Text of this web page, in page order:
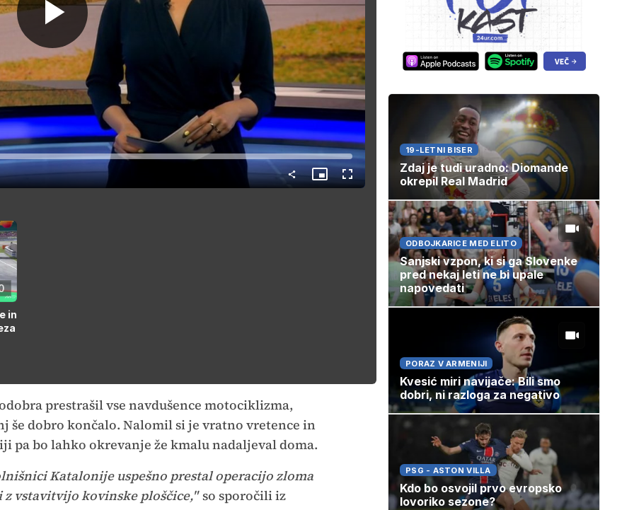
Predvajaj
Slika
v
Celozaslonski
način
in
prestrašil vse navdušence motociklizma,
še dobro končalo. Nalomil si je vratno vretence in
pa bo lahko okrevanje že kmalu nadaljeval doma.
Katalonije uspešno prestal operacijo zloma
vstavitvijo kovinske ploščice,"so sporočili iz
19-LETNI BISER
Zdaj je tudi uradno: Diomande
okrepil Real Madrid
ODBOJKARICE MED ELITO
Sanjski vzpon, ki si ga Slovenke
pred nekaj leti ne bi upale
napovedati
PORAZ V ARMENIJI
Kvesić miri navijače: Bili smo
dobri, ni razloga za negativo
PSG - ASTON VILLA
Kdo bo osvojil prvo evropsko
lovoriko sezone?